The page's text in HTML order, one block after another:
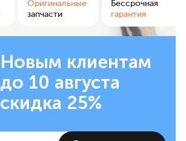
Оригинальные
запчасти
Бессрочная
гарантия
Новым клиентам
до 10 августа
скидка 25%